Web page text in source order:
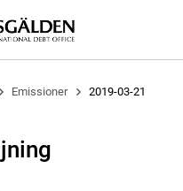
Emissioner 2019-03-21